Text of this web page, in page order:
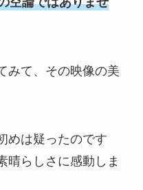
みて、その映像の美
めは疑ったのです
晴らしさに感動しま